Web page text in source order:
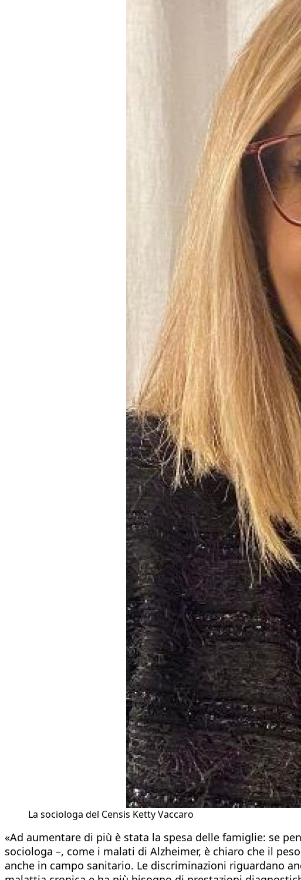
La sociologa del Censis Ketty Vaccaro
«Ad aumentare di più è stata la spesa delle famiglie: se
sociologa –, come i malati di Alzheimer, è chiaro che il
anche in campo sanitario. Le discriminazioni riguardano